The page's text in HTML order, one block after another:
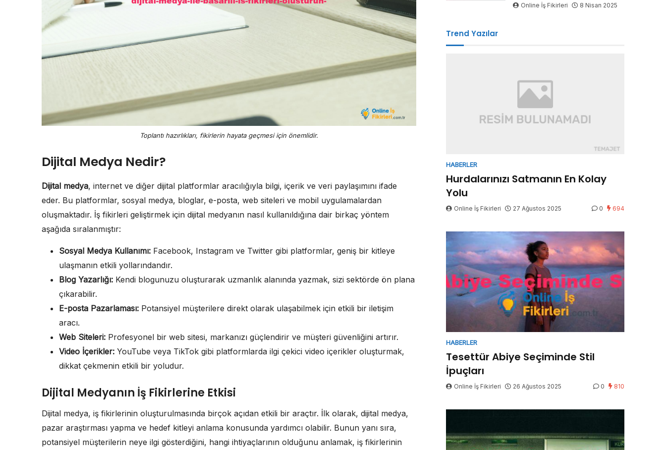
Toplantı hazırlıkları, fikirlerin hayata geçmesi için önemlidir.
Dijital Medya Nedir?
Dijital medya, internet ve diğer dijital platformlar aracılığıyla bilgi, içerik ve veri paylaşımını ifade
eder. Bu platformlar, sosyal medya, bloglar, e-posta, web siteleri ve mobil uygulamalardan
oluşmaktadır. İş fikirleri geliştirmek için dijital medyanın nasıl kullanıldığına dair birkaç yöntem
aşağıda sıralanmıştır:
Sosyal Medya Kullanımı: Facebook, Instagram ve Twitter gibi platformlar, geniş bir kitleye
ulaşmanın etkili yollarındandır.
Blog Yazarlığı: Kendi blogunuzu oluşturarak uzmanlık alanında yazmak, sizi sektörde ön plana
çıkarabilir.
E-posta Pazarlaması: Potansiyel müşterilere direkt olarak ulaşabilmek için etkili bir iletişim
aracı.
Web Siteleri: Profesyonel bir web sitesi, markanızı güçlendirir ve müşteri güvenliğini artırır.
Video İçerikler: YouTube veya TikTok gibi platformlarda ilgi çekici video içerikler oluşturmak,
dikkat çekmenin etkili bir yoludur.
Dijital Medyanın İş Fikirlerine Etkisi
Dijital medya, iş fikirlerinin oluşturulmasında birçok açıdan etkili bir araçtır. İlk olarak, dijital medya,
pazar araştırması yapma ve hedef kitleyi anlama konusunda yardımcı olabilir. Bunun yanı sıra,
potansiyel müşterilerin neye ilgi gösterdiğini, hangi ihtiyaçlarının olduğunu anlamak, iş fikirlerinin
Online İş Fikirleri 8 Nisan 2025
Trend Yazılar
HABERLER
Hurdalarınızı Satmanın En Kolay
Yolu
Online İş Fikirleri 27 Ağustos 2025 0 694
HABERLER
Tesettür Abiye Seçiminde Stil
İpuçları
Online İş Fikirleri 26 Ağustos 2025 0 810